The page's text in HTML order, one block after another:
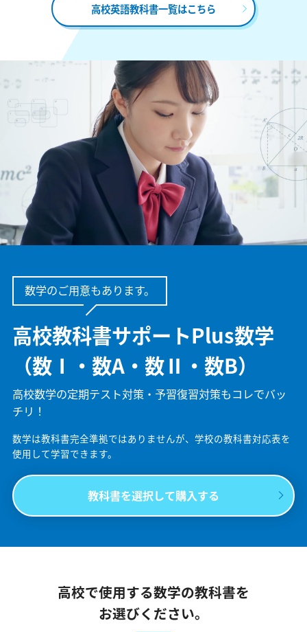
高校英語教科書一覧はこちら
数学のご用意もあります。
高校教科書サポートPlus数学
（数Ⅰ・数A・数Ⅱ・数B）
高校数学の定期テスト対策・予習復習対策もコレでバッ
チリ！
数学は教科書完全準拠ではありませんが、学校の教科書対応表を
使用して学習できます。
教科書を選択して購入する
高校で使用する数学の教科書を
お選びください。